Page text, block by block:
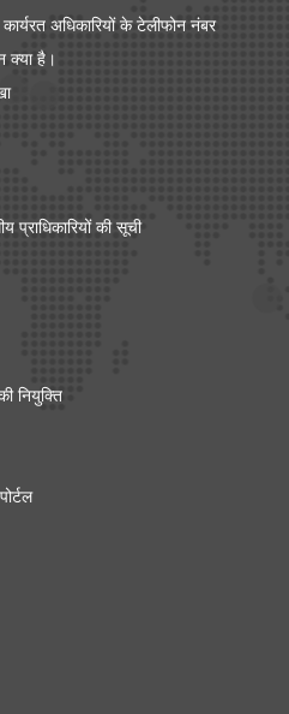
अधिकारियों के टेलीफोन नंबर
क्या है।
की सूची
नियुक्ति